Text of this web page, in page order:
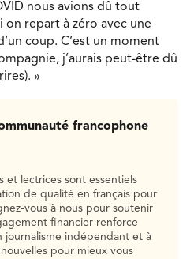
nous avions dû tout
on repart à zéro avec une
coup. C’est un moment
j’aurais peut-être dû
»
francophone
et lectrices sont essentiels
de qualité en français pour
vous à nous pour soutenir
financier renforce
journalisme indépendant et à
pour mieux vous